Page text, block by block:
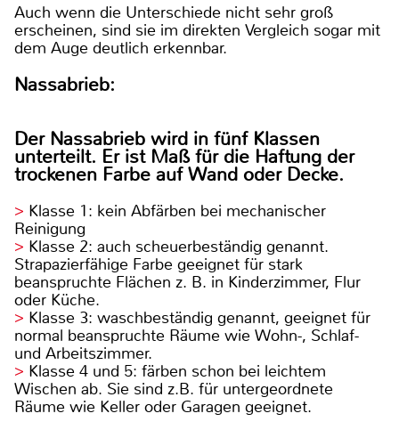
Auch wenn die Unterschiede nicht sehr groß
erscheinen, sind sie im direkten Vergleich sogar mit
dem Auge deutlich erkennbar.
Nassabrieb:
Der Nassabrieb wird in fünf Klassen
unterteilt. Er ist Maß für die Haftung der
trockenen Farbe auf Wand oder Decke.
Klasse 1: kein Abfärben bei mechanischer
Reinigung
Klasse 2: auch scheuerbeständig genannt.
Strapazierfähige Farbe geeignet für stark
beanspruchte Flächen z. B. in Kinderzimmer, Flur
oder Küche.
Klasse 3: waschbeständig genannt, geeignet für
normal beanspruchte Räume wie Wohn-, Schlaf-
und Arbeitszimmer.
Klasse 4 und 5: färben schon bei leichtem
Wischen ab. Sie sind z.B. für untergeordnete
Räume wie Keller oder Garagen geeignet.